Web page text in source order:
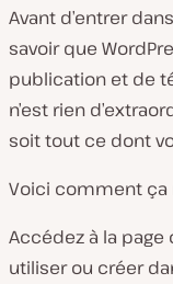
Avant d’entrer
savoir que
publication et de
n’est rien
soit tout ce dont
Voici comment ça
Accédez à la page
utiliser ou créer